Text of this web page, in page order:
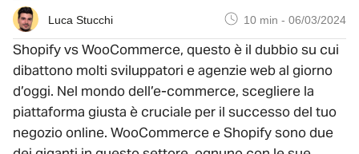
Luca Stucchi 10 min - 06/03/2024
Shopify vs WooCommerce, questo è il dubbio su cui
dibattono molti sviluppatori e agenzie web al giorno
d’oggi. Nel mondo dell’e-commerce, scegliere la
piattaforma giusta è cruciale per il successo del tuo
negozio online. WooCommerce e Shopify sono due